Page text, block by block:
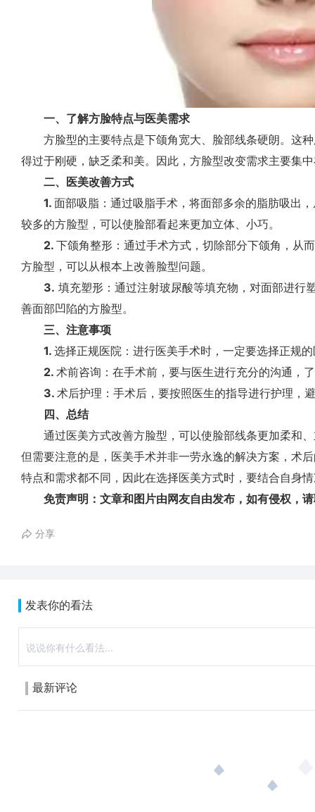
一、了解方脸特点与医美需求
方脸型的主要特点是下颌角宽大、脸部线条硬朗。这种
得过于刚硬，缺乏柔和美。因此，方脸型改变需求主要集
二、医美改善方式
1. 面部吸脂：通过吸脂手术，将面部多余的脂肪吸出
较多的方脸型，可以使脸部看起来更加立体、小巧。
2. 下颌角整形：通过手术方式，切除部分下颌角，从
方脸型，可以从根本上改善脸型问题。
3. 填充塑形：通过注射玻尿酸等填充物，对面部进行
善面部凹陷的方脸型。
三、注意事项
1. 选择正规医院：进行医美手术时，一定要选择正规
2. 术前咨询：在手术前，要与医生进行充分的沟通，
3. 术后护理：手术后，要按照医生的指导进行护理，
四、总结
通过医美方式改善方脸型，可以使脸部线条更加柔和、
但需要注意的是，医美手术并非一劳永逸的解决方案，术
特点和需求都不同，因此在选择医美方式时，要结合自身
免责声明：文章和图片由网友自由发布，如有侵权，请
分享
发表你的看法
最新评论